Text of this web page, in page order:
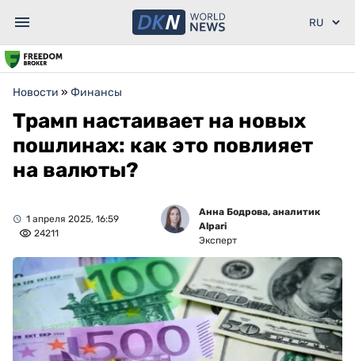
Новости » Финансы
Трамп настаивает на новых
пошлинах: как это повлияет
на валюты?
1 апреля 2025, 16:59
24211
Анна Бодрова, аналитик
Alpari
Эксперт